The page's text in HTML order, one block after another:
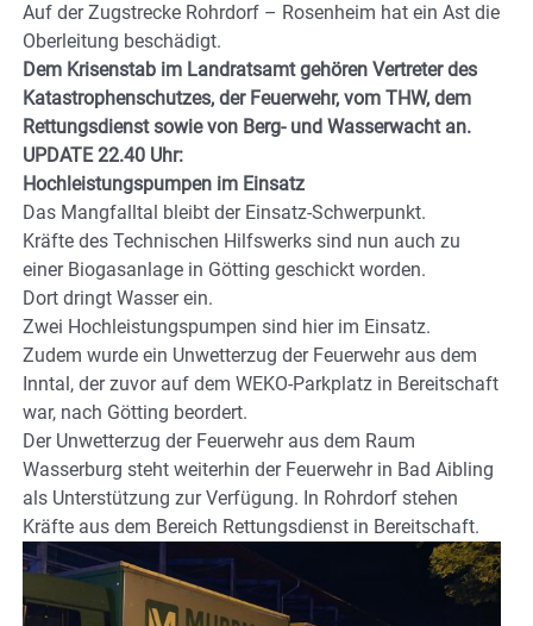
Auf der Zugstrecke Rohrdorf – Rosenheim hat ein Ast die
Oberleitung beschädigt.
Dem Krisenstab im Landratsamt gehören Vertreter des
Katastrophenschutzes, der Feuerwehr, vom THW, dem
Rettungsdienst sowie von Berg- und Wasserwacht an.
UPDATE 22.40 Uhr:
Hochleistungspumpen im Einsatz
Das Mangfalltal bleibt der Einsatz-Schwerpunkt.
Kräfte des Technischen Hilfswerks sind nun auch zu
einer Biogasanlage in Götting geschickt worden.
Dort dringt Wasser ein.
Zwei Hochleistungspumpen sind hier im Einsatz.
Zudem wurde ein Unwetterzug der Feuerwehr aus dem
Inntal, der zuvor auf dem WEKO-Parkplatz in Bereitschaft
war, nach Götting beordert.
Der Unwetterzug der Feuerwehr aus dem Raum
Wasserburg steht weiterhin der Feuerwehr in Bad Aibling
als Unterstützung zur Verfügung. In Rohrdorf stehen
Kräfte aus dem Bereich Rettungsdienst in Bereitschaft.